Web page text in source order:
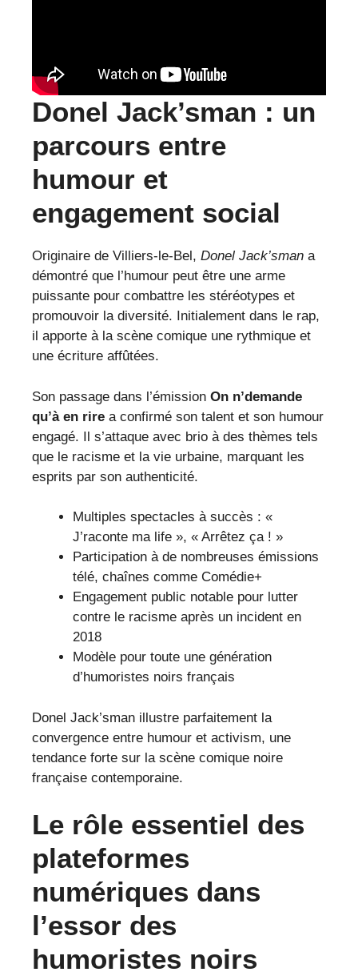
Donel Jack’sman : un
parcours entre
humour et
engagement social
Originaire de Villiers-le-Bel, Donel Jack’sman a
démontré que l’humour peut être une arme
puissante pour combattre les stéréotypes et
promouvoir la diversité. Initialement dans le rap,
il apporte à la scène comique une rythmique et
une écriture affûtées.
Son passage dans l’émission On n’demande
qu’à en rire a confirmé son talent et son humour
engagé. Il s’attaque avec brio à des thèmes tels
que le racisme et la vie urbaine, marquant les
esprits par son authenticité.
Multiples spectacles à succès : «
J’raconte ma life », « Arrêtez ça ! »
Participation à de nombreuses émissions
télé, chaînes comme Comédie+
Engagement public notable pour lutter
contre le racisme après un incident en
2018
Modèle pour toute une génération
d’humoristes noirs français
Donel Jack’sman illustre parfaitement la
convergence entre humour et activism, une
tendance forte sur la scène comique noire
française contemporaine.
Le rôle essentiel des
plateformes
numériques dans
l’essor des
humoristes noirs